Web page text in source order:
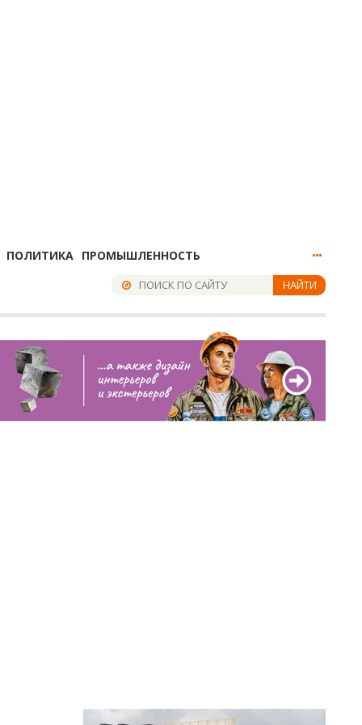
ПОЛИТИКА ПРОМЫШЛЕННОСТЬ
НАЙТИ